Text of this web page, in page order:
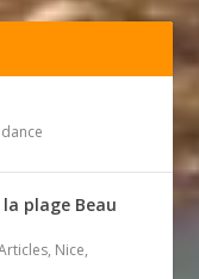
plage Beau
, Nice,